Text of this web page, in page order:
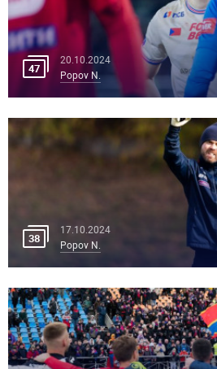
47
20.10.2024
Popov N.
38
17.10.2024
Popov N.